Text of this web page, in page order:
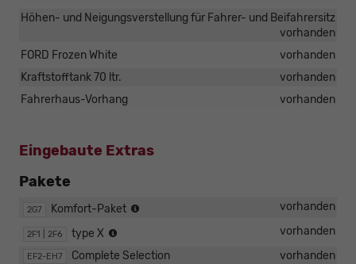
Höhen- und Neigungsverstellung für Fahrer- und Beifahrersitz
vorhanden
FORD Frozen White
vorhanden
Kraftstofftank 70 ltr.
vorhanden
Fahrerhaus-Vorhang
vorhanden
Eingebaute Extras
Pakete
2G7 Komfort-Paket vorhanden
2F1 | 2F6 type X vorhanden
EF2-EH7 Complete Selection vorhanden